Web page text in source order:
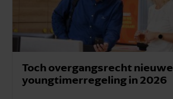
Toch overgangsrecht nieuwe
youngtimerregeling in 2026